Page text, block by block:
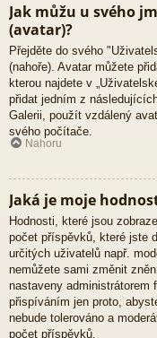
Jak můžu u svého
(avatar)?
Přejděte do svého
(nahoře). Avatar můžete
kterou najdete v
přidat jedním z
Galerii, použít vzdálený
svého počítače.
Nahoru
Jaká je moje
Hodnosti, které jsou
počet příspěvků, které jste
určitých uživatelů např.
nemůžete sami změnit
nastaveny administrátorem
přispíváním jen proto,
nebude tolerováno a
počet příspěvků.